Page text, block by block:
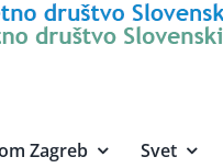
Zagreb Svet